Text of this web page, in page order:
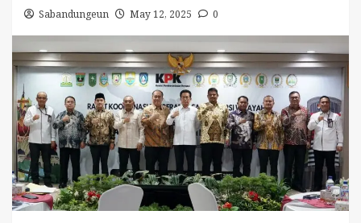
Sabandungeun May 12, 2025 0